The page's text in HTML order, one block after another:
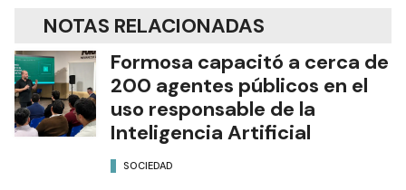
Edición Impresa
NOTAS RELACIONADAS
Formosa capacitó a cerca de